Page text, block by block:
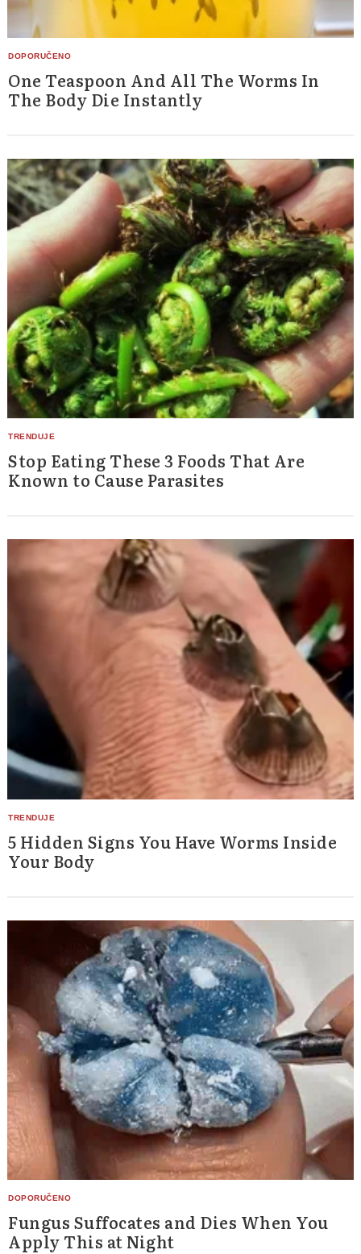
One Teaspoon And All The Worms In
The Body Die Instantly
Stop Eating These 3 Foods That Are
Known to Cause Parasites
5 Hidden Signs You Have Worms Inside
Your Body
Fungus Suffocates and Dies When You
Apply This at Night